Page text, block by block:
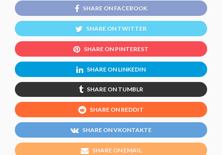
SHARE ON FACEBOOK
SHARE ON TWITTER
SHARE ON PINTEREST
SHARE ON LINKEDIN
SHARE ON TUMBLR
SHARE ON REDDIT
SHARE ON VKONTAKTE
SHARE ON EMAIL